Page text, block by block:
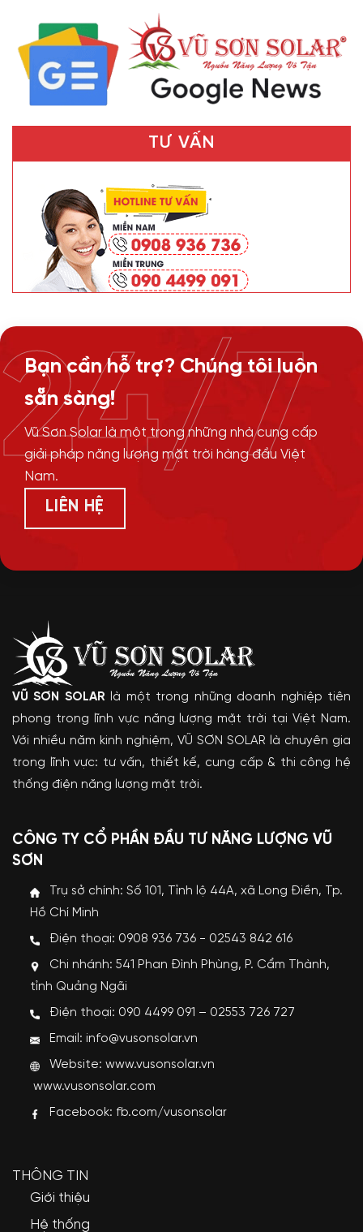
TƯ VẤN
Bạn cần hỗ trợ? Chúng tôi luôn
sẵn sàng!
Vũ Sơn Solar là một trong những nhà cung cấp
giải pháp năng lượng mặt trời hàng đầu Việt
Nam.
LIÊN HỆ
24/7
VŨ SƠN SOLAR là một trong những doanh nghiệp tiên
phong trong lĩnh vực năng lượng mặt trời tại Việt Nam.
Với nhiều năm kinh nghiệm, VŨ SƠN SOLAR là chuyên gia
trong lĩnh vực: tư vấn, thiết kế, cung cấp & thi công hệ
thống điện năng lượng mặt trời.
CÔNG TY CỔ PHẦN ĐẦU TƯ NĂNG LƯỢNG VŨ
SƠN
Trụ sở chính: Số 101, Tỉnh lộ 44A, xã Long Điền, Tp.
Hồ Chí Minh
Điện thoại: 0908 936 736 - 02543 842 616
Chi nhánh: 541 Phan Đình Phùng, P. Cẩm Thành,
tỉnh Quảng Ngãi
Điện thoại: 090 4499 091 – 02553 726 727
Email: info@vusonsolar.vn
Website:www.vusonsolar.vn
www.vusonsolar.com
Facebook: fb.com/vusonsolar
THÔNG TIN
Giới thiệu
Hệ thống